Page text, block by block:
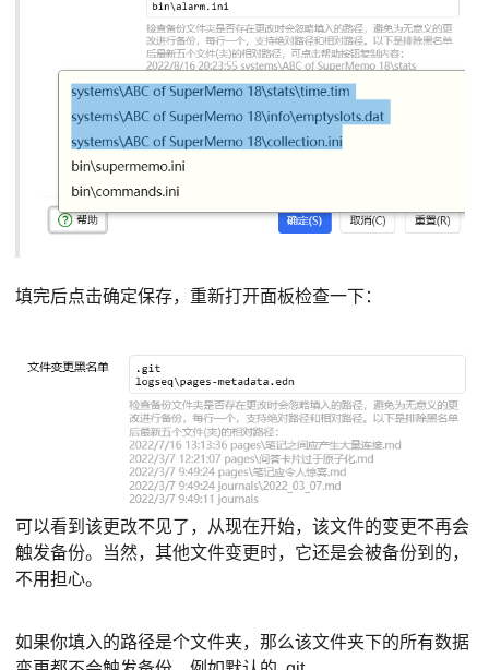
填完后点击确定保存，重新打开面板检查一下：
可以看到该更改不见了，从现在开始，该文件的变更不再会
触发备份。当然，其他文件变更时，它还是会被备份到的，
不用担心。
如果你填入的路径是个文件夹，那么该文件夹下的所有数据